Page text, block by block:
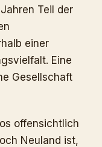
Teil der
einer
Eine
Gesellschaft
offensichtlich
Neuland ist,